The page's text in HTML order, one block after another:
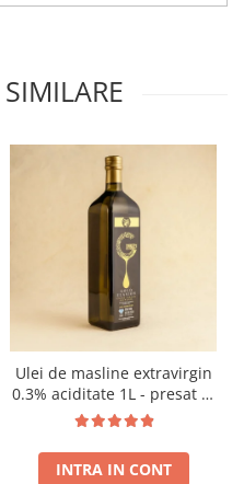
Ulei de masline extravirgin
0.3% aciditate 1L - presat la
rece RECOLTA NOUA
INTRA IN CONT